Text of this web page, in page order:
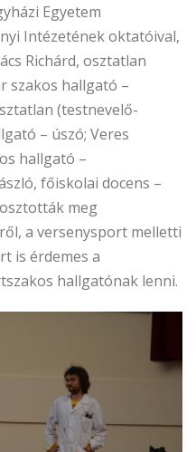
Egyetem
Intézetének oktatóival,
Richárd, osztatlan
szakos hallgató –
(testnevelő-
– úszó; Veres
hallgató –
főiskolai docens –
meg
a versenysport melletti
is érdemes a
hallgatónak lenni.